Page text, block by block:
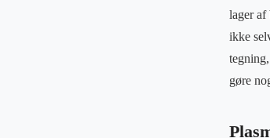
lager af
ikke
gøre